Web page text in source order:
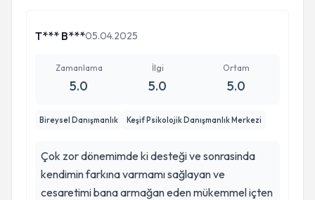
problemimi sayesinde geride bıraktım, gönul
T*** B***05.04.2025
Zamanlama
5.0
İlgi
5.0
Ortam
5.0
Bireysel Danışmanlık Keşif Psikolojik Danışmanlık Merkezi
Çok zor dönemimde ki desteği ve sonrasinda
kendimin farkına varmamı sağlayan ve
cesaretimi bana armağan eden mükemmel içten